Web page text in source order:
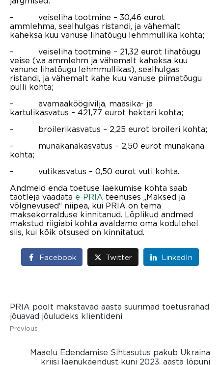
– veiseliha tootmine – 30,46 eurot
ammlehma, sealhulgas ristandi, ja vähemalt
kaheksa kuu vanuse lihatõugu lehmmullika kohta;
– veiseliha tootmine – 21,32 eurot lihatõugu
veise (v.a ammlehm ja vähemalt kaheksa kuu
vanune lihatõugu lehmmullikas), sealhulgas
ristandi, ja vähemalt kahe kuu vanuse piimatõugu
pulli kohta;
– avamaaköögivilja, maasika- ja
kartulikasvatus – 421,77 eurot hektari kohta;
– broilerikasvatus – 2,25 eurot broileri kohta;
– munakanakasvatus – 2,50 eurot munakana
kohta;
– vutikasvatus – 0,50 eurot vuti kohta.
Andmeid enda toetuse laekumise kohta saab
taotleja vaadata e-PRIA teenuses „Maksed ja
võlgnevused“ niipea, kui PRIA on tema
maksekorralduse kinnitanud. Lõplikud andmed
makstud riigiabi kohta avaldame oma kodulehel
siis, kui kõik otsused on kinnitatud.
Facebook Twitter LinkedIn
PRIA poolt makstavad aasta suurimad toetusrahad
jõuavad jõuludeks klientideni
Previous
Maaelu Edendamise Sihtasutus pakub Ukraina
kriisi laenukäendust kuni 2023. aasta lõpuni